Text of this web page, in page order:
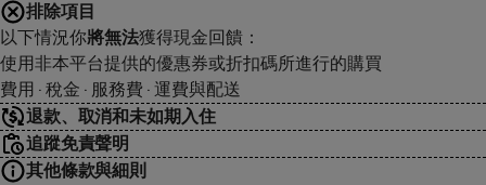
排除項目
以下情況你將無法獲得現金回饋：
使用非本平台提供的優惠券或折扣碼所進行的購買
費用 · 稅金 · 服務費 · 運費與配送
退款、取消和未如期入住
追蹤免責聲明
其他條款與細則